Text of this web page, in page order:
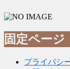
固定ページ
プライバシ